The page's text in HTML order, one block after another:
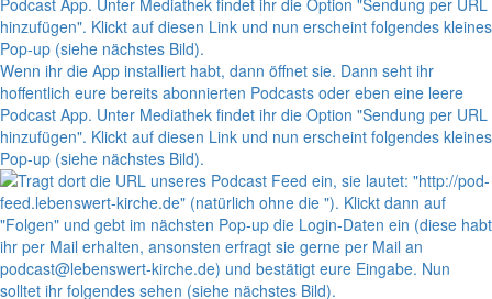
Wenn ihr die App installiert habt, dann öffnet sie. Dann seht ihr
hoffentlich eure bereits abonnierten Podcasts oder eben eine leere
Podcast App. Unter Mediathek findet ihr die Option "Sendung per URL
hinzufügen". Klickt auf diesen Link und nun erscheint folgendes kleines
Pop-up (siehe nächstes Bild).